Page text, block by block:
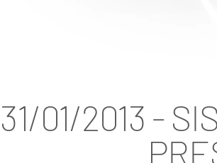
31/01/2013 -